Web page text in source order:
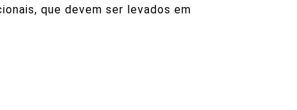
que devem ser levados em